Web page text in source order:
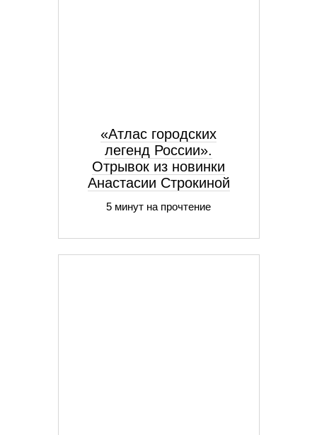
«Атлас городских
легенд России».
Отрывок из новинки
Анастасии Строкиной
5 минут на прочтение